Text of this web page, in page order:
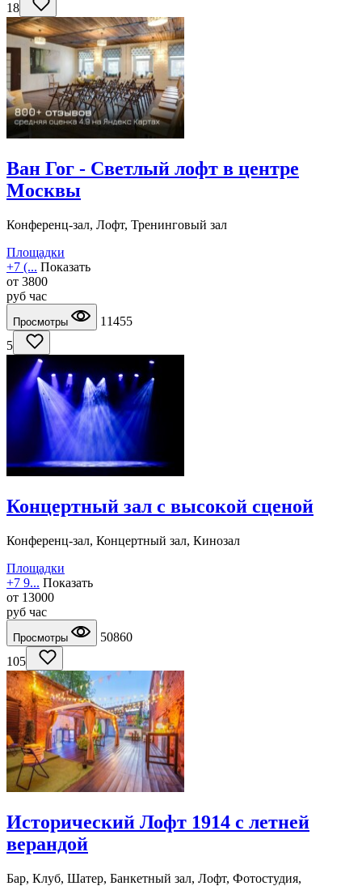
18
Ван Гог - Светлый лофт в центре
Москвы
Конференц-зал, Лофт, Тренинговый зал
Площадки
+7 (... Показать
от 3800
руб час
Просмотры
11455
5
Концертный зал с высокой сценой
Конференц-зал, Концертный зал, Кинозал
Площадки
+7 9... Показать
от 13000
руб час
Просмотры
50860
105
Исторический Лофт 1914 с летней
верандой
Бар, Клуб, Шатер, Банкетный зал, Лофт, Фотостудия,